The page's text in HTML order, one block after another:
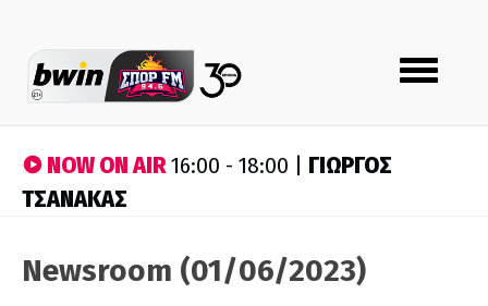
Toggle
navigation
NOW ON AIR16:00 - 18:00 | ΓΙΩΡΓΟΣ
ΤΣΑΝΑΚΑΣ
Newsroom (01/06/2023)